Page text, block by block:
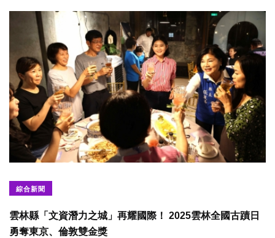
綜合新聞
雲林縣「文資潛力之城」再耀國際！ 2025雲林全國古蹟日
勇奪東京、倫敦雙金獎